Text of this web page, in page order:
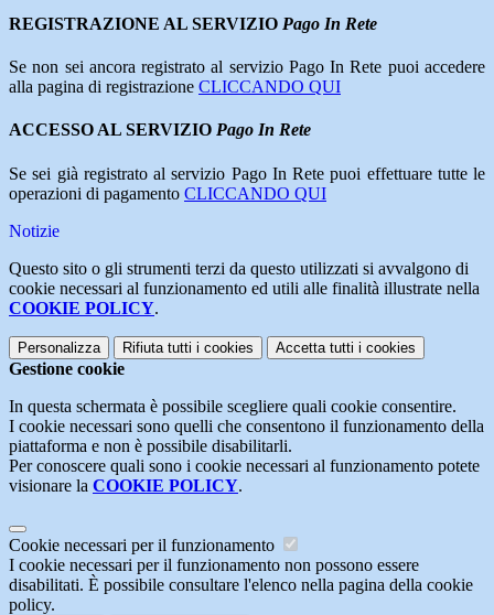
REGISTRAZIONE AL SERVIZIO Pago In Rete
Se non sei ancora registrato al servizio Pago In Rete puoi accedere
alla pagina di registrazione CLICCANDO QUI
ACCESSO AL SERVIZIO Pago In Rete
Se sei già registrato al servizio Pago In Rete puoi effettuare tutte le
operazioni di pagamento CLICCANDO QUI
Notizie
Questo sito o gli strumenti terzi da questo utilizzati si avvalgono di
cookie necessari al funzionamento ed utili alle finalità illustrate nella
COOKIE POLICY.
Personalizza Rifiuta tutti i cookies Accetta tutti i cookies
Gestione cookie
In questa schermata è possibile scegliere quali cookie consentire.
I cookie necessari sono quelli che consentono il funzionamento della
piattaforma e non è possibile disabilitarli.
Per conoscere quali sono i cookie necessari al funzionamento potete
visionare la COOKIE POLICY.
Cookie necessari per il funzionamento
I cookie necessari per il funzionamento non possono essere
disabilitati. È possibile consultare l'elenco nella pagina della cookie
policy.